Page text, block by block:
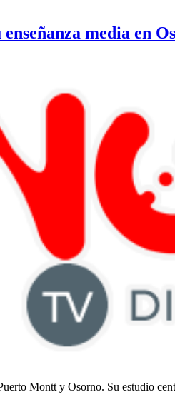
media en
Montt y Osorno. Su estudio